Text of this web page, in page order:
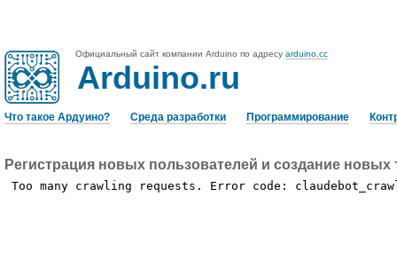
Официальный сайт компании Arduino по адресу arduino.cc
Arduino.ru
Что такое Ардуино? Среда разработки Программирование
Регистрация новых пользователей и создание